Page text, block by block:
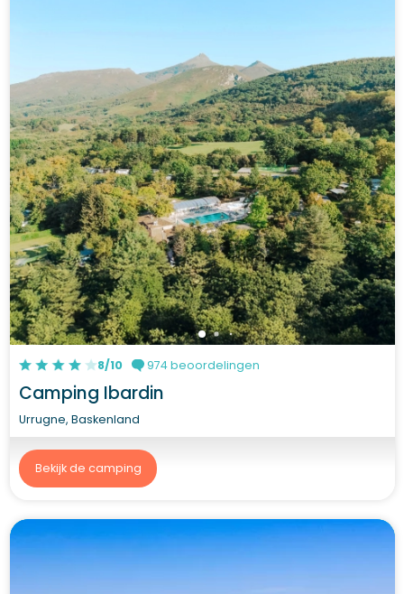
8/10 974 beoordelingen
Camping Ibardin
Urrugne, Baskenland
Bekijk de camping